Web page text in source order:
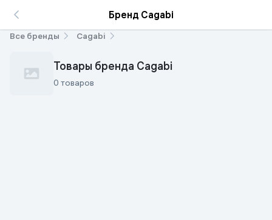
Бренд Cagabi
Все бренды Cagabi
Товары бренда Cagabi
0 товаров